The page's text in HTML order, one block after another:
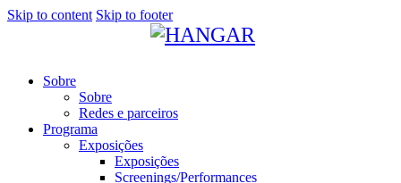
Skip to content Skip to footer
Sobre
Sobre
Redes e parceiros
Programa
Exposições
Exposições
Screenings/Performances